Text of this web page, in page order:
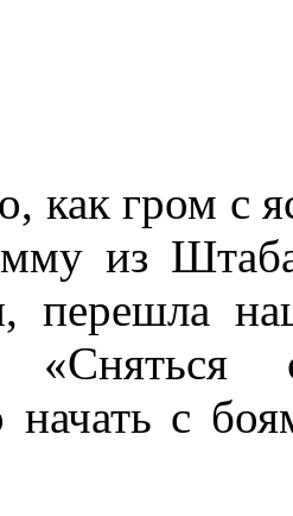
как гром с
из
перешла
начать с